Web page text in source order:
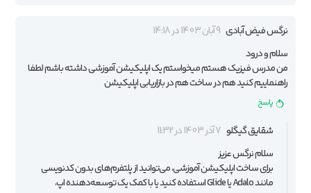
نرگس فیض آبادی 9 آبان 1403 در 14:18
سلام و درود
من مدرس فیزیک هستم میخواستم یک اپلیکیشن آموزشی داشته باشم لطفا
راهنماییم کنید هم در ساخت هم در بازاریابی اپلیکیشن
پاسخ
شقایق گیگلو 7 آذر 1403 در 11:32
سلام نرگس عزیز
برای ساخت اپلیکیشن آموزشی، می‌توانید از پلتفرم‌های بدون کدنویسی
مانند Adalo یا Glide استفاده کنید یا با کمک یک توسعه‌دهنده اپ،